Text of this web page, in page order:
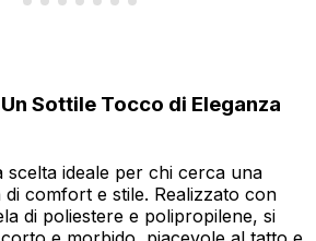
Sottile Tocco di Eleganza
scelta ideale per chi cerca una
comfort e stile. Realizzato con
di poliestere e polipropilene, si